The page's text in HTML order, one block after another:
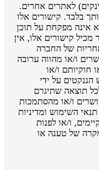
לאתרים אחרים.
בלבד. קישורים אלו
מפקחת על תוכן
קישורים אלו, אין
של החברה
ו/או מהווה ערובה
ו/או
על ידי
תוצאה שתיגרם
ו/או מהסתמכות
השימוש ומדיניות
ו/או לפנות
של טענה או